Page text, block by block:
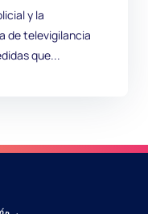
y la
de televigilancia
que...